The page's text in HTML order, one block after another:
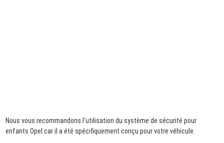
Nous vous recommandons l'utilisation du système de sécurité pour
enfants Opel car il a été spécifiquement conçu pour votre véhicule.